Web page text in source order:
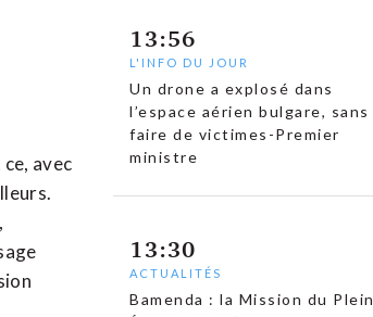
avec
13:56
L'INFO DU JOUR
Un drone a explosé dans
l’espace aérien bulgare, sans
faire de victimes-Premier
ministre
13:30
ACTUALITÉS
Bamenda : la Mission du Plein